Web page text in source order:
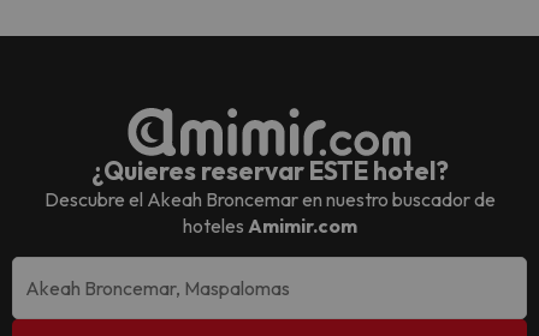
¿Quieres reservar ESTE hotel?
Descubre el Akeah Broncemaren nuestro buscador de
hoteles Amimir.com